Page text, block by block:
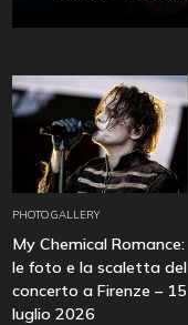
PHOTO GALLERY
My Chemical Romance:
le foto e la scaletta del
concerto a Firenze – 15
luglio 2026